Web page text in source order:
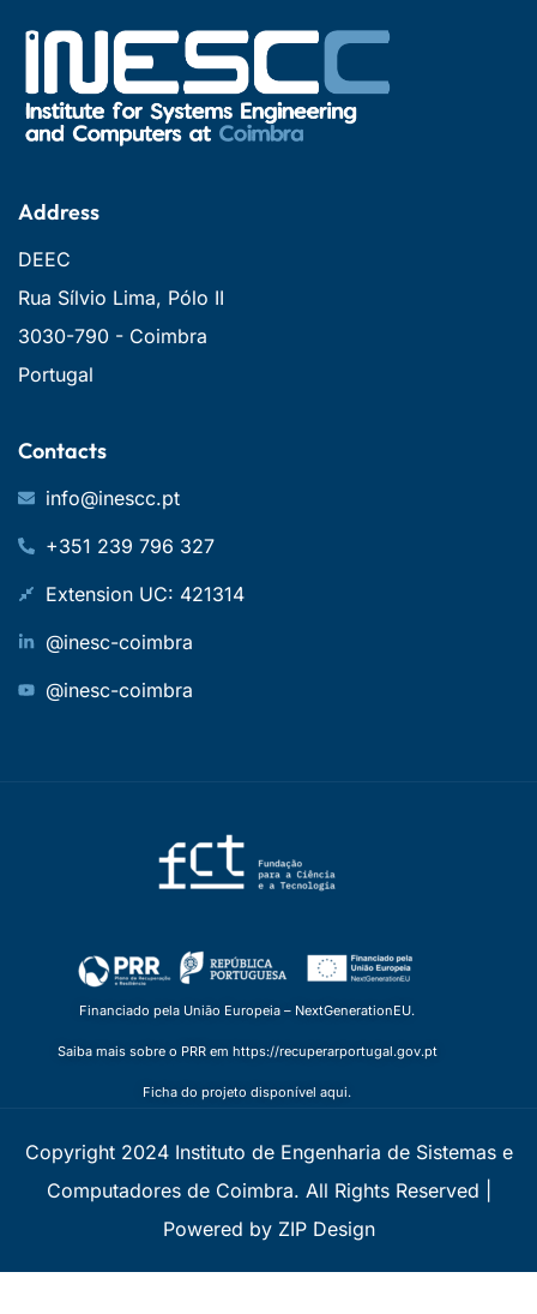
Address
DEEC
Rua Sílvio Lima, Pólo II
3030-790 - Coimbra
Portugal
Contacts
info@inescc.pt
+351 239 796 327
Extension UC: 421314
@inesc-coimbra
@inesc-coimbra
Financiado pela União Europeia – NextGenerationEU.
Saiba mais sobre o PRR em https://recuperarportugal.gov.pt
Ficha do projeto disponível aqui.
Copyright 2024 Instituto de Engenharia de Sistemas e
Computadores de Coimbra. All Rights Reserved |
Powered by ZIP Design